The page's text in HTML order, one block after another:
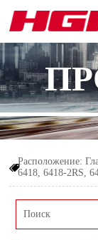

Расположение:
6418, 6418-2RS,